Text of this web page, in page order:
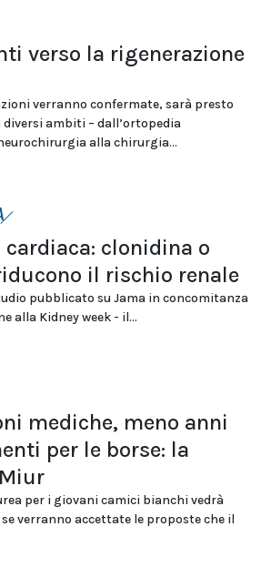
verso la rigenerazione
verranno confermate, sarà presto
ambiti – dall’ortopedia
alla chirurgia...
clonidina o
il rischio renale
pubblicato su Jama in concomitanza
alla Kidney week - il...
mediche, meno anni
per le borse: la
per i giovani camici bianchi vedrà
verranno accettate le proposte che il